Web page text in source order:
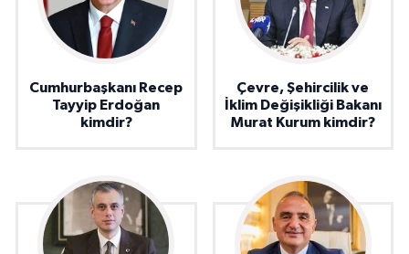
Cumhurbaşkanı Recep
Tayyip Erdoğan
kimdir?
Çevre, Şehircilik ve
İklim Değişikliği Bakanı
Murat Kurum kimdir?